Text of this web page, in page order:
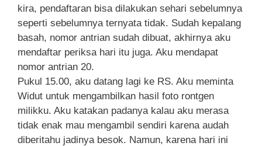
kira, pendaftaran bisa dilakukan sehari sebelumnya
seperti sebelumnya ternyata tidak. Sudah kepalang
basah, nomor antrian sudah dibuat, akhirnya aku
mendaftar periksa hari itu juga. Aku mendapat
nomor antrian 20.
Pukul 15.00, aku datang lagi ke RS. Aku meminta
Widut untuk mengambilkan hasil foto rontgen
milikku. Aku katakan padanya kalau aku merasa
tidak enak mau mengambil sendiri karena audah
diberitahu jadinya besok. Namun, karena hari ini